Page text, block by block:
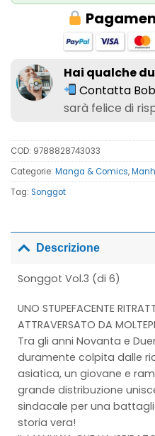
Hai qualche
Contatta
sarà felice di
COD: 9788828743033
Categorie: Manga & Comics,
Tag: Songgot
Descrizione
Songgot Vol.3 (di 6)
UNO STUPEFACENTE
ATTRAVERSATO DA
Tra gli anni Novanta e
duramente colpita dalle
asiatica, un giovane e
grande distribuzione
sindacale per una
storia vera!